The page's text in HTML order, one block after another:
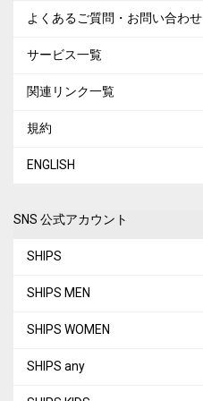
よくあるご質問・お問い合わせ
サービス一覧
関連リンク一覧
規約
ENGLISH
SNS 公式アカウント
SHIPS
SHIPS MEN
SHIPS WOMEN
SHIPS any